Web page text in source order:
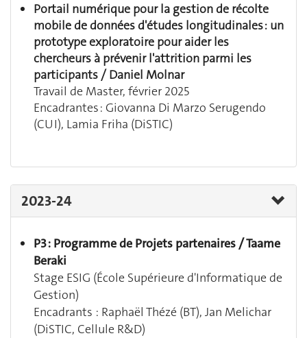
Portail numérique pour la gestion de récolte
mobile de données d'études longitudinales : un
prototype exploratoire pour aider les
chercheurs à prévenir l'attrition parmi les
participants / Daniel Molnar
Travail de Master, février 2025
Encadrantes : Giovanna Di Marzo Serugendo
(CUI), Lamia Friha (DiSTIC)
2023-24
P3 : Programme de Projets partenaires / Taame
Beraki
Stage ESIG (École Supérieure d'Informatique de
Gestion)
Encadrants : Raphaël Thézé (BT), Jan Melichar
(DiSTIC, Cellule R&D)